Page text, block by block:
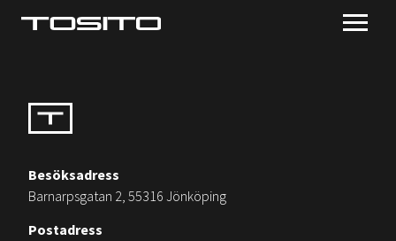
Besöksadress
Barnarpsgatan 2, 55316 Jönköping
Postadress